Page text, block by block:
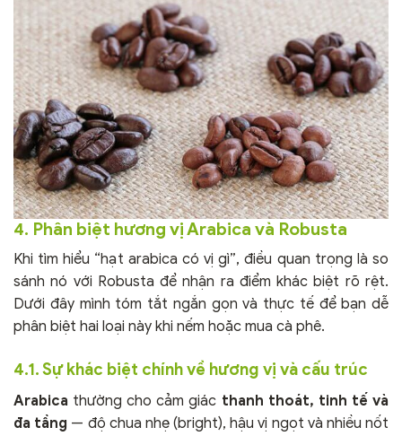
4. Phân biệt hương vị Arabica và Robusta
Khi tìm hiểu “hạt arabica có vị gì”, điều quan trọng là so
sánh nó với Robusta để nhận ra điểm khác biệt rõ rệt.
Dưới đây mình tóm tắt ngắn gọn và thực tế để bạn dễ
phân biệt hai loại này khi nếm hoặc mua cà phê.
4.1. Sự khác biệt chính về hương vị và cấu trúc
Arabica thường cho cảm giác thanh thoát, tinh tế và
đa tầng — độ chua nhẹ (bright), hậu vị ngọt và nhiều nốt